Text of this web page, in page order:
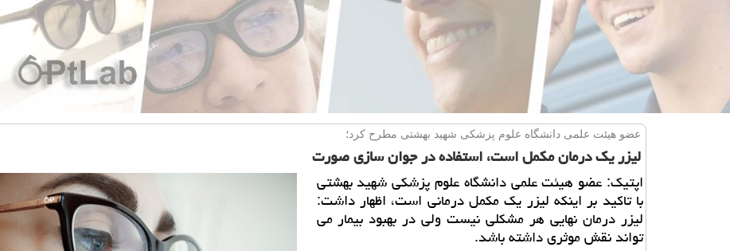
عضو هیئت علمی دانشگاه علوم پزشكی شهید بهشتی مطرح كرد؛
لیزر یك درمان مكمل است، استفاده در جوان سازی صورت
اپتیك: عضو هیئت علمی دانشگاه علوم پزشكی شهید بهشتی
با تاكید بر اینكه لیزر یك مكمل درمانی است، اظهار داشت:
لیزر درمان نهایی هر مشكلی نیست ولی در بهبود بیمار می
تواند نقش موثری داشته باشد.